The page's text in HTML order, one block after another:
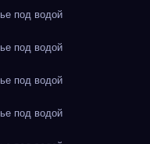
под водой
под водой
под водой
под водой